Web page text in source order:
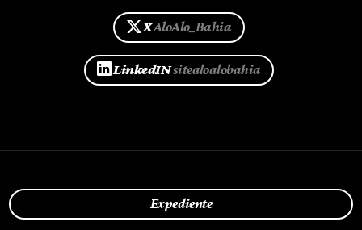
XAloAlo_Bahia
LinkedINsitealoalobahia
Expediente